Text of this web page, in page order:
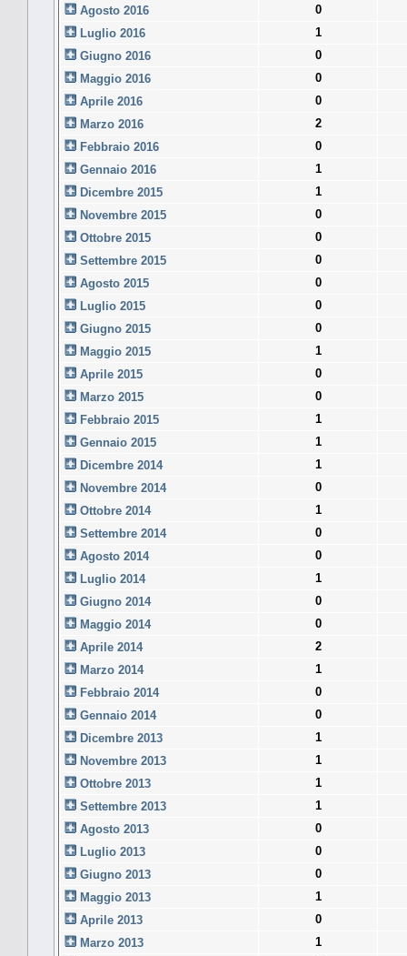
Agosto 2016
0
Luglio 2016
1
Giugno 2016
0
Maggio 2016
0
Aprile 2016
0
Marzo 2016
2
Febbraio 2016
0
Gennaio 2016
1
Dicembre 2015
1
Novembre 2015
0
Ottobre 2015
0
Settembre 2015
0
Agosto 2015
0
Luglio 2015
0
Giugno 2015
0
Maggio 2015
1
Aprile 2015
0
Marzo 2015
0
Febbraio 2015
1
Gennaio 2015
1
Dicembre 2014
1
Novembre 2014
0
Ottobre 2014
1
Settembre 2014
0
Agosto 2014
0
Luglio 2014
1
Giugno 2014
0
Maggio 2014
0
Aprile 2014
2
Marzo 2014
1
Febbraio 2014
0
Gennaio 2014
0
Dicembre 2013
1
Novembre 2013
1
Ottobre 2013
1
Settembre 2013
1
Agosto 2013
0
Luglio 2013
0
Giugno 2013
0
Maggio 2013
1
Aprile 2013
0
Marzo 2013
1